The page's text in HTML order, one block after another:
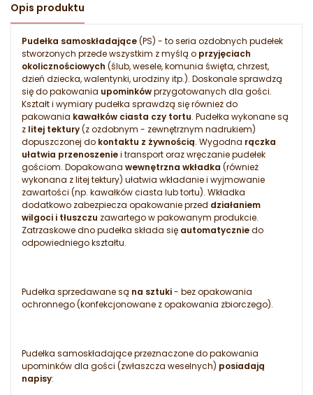
Opis produktu
Pudełka samoskładające(PS) - to seria ozdobnych pudełek
stworzonych przede wszystkim z myślą o przyjęciach
okolicznościowych (ślub, wesele, komunia święta, chrzest,
dzień dziecka, walentynki, urodziny itp.). Doskonale sprawdzą
się do pakowania upominkówprzygotowanych dla gości.
Kształt i wymiary pudełka sprawdzą się również do
pakowania kawałków ciasta czy tortu. Pudełka wykonane są
z litej tektury(z ozdobnym - zewnętrznym nadrukiem)
dopuszczonej do kontaktu z żywnością. Wygodna rączka
ułatwia przenoszeniei transport oraz wręczanie pudełek
gościom. Dopakowana wewnętrzna wkładka (również
wykonana z litej tektury) ułatwia wkładanie i wyjmowanie
zawartości (np. kawałków ciasta lub tortu). Wkładka
dodatkowo zabezpiecza opakowanie przed działaniem
wilgoci i tłuszczu zawartego w pakowanym produkcie.
Zatrzaskowe dno pudełka składa się automatyczniedo
odpowiedniego kształtu.
Pudełka sprzedawane są na sztuki- bez opakowania
ochronnego (konfekcjonowane z opakowania zbiorczego).
Pudełka samoskładające przeznaczone do pakowania
upominków dla gości (zwłaszcza weselnych) posiadają
napisy: